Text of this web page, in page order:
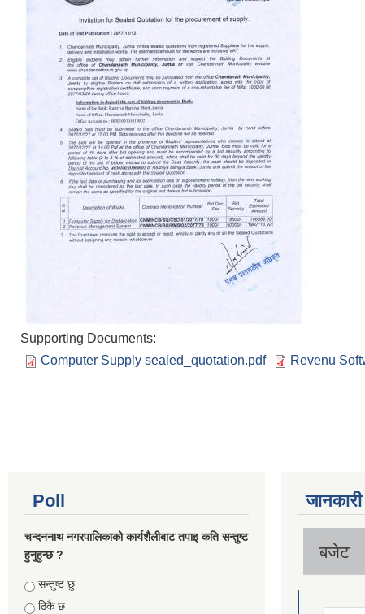
Supporting Documents:
Computer Supply sealed_quotation.pdf
Revenu
Poll
चन्दननाथ नगरपालिकाको कार्यशैलीबाट तपाइ कति सन्तुष्ट
हुनुहुन्छ ?
Choices
सन्तुष्ट छु
ठिकै छ
जानकारी
बजेट